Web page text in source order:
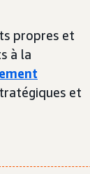
propres et
à la
et